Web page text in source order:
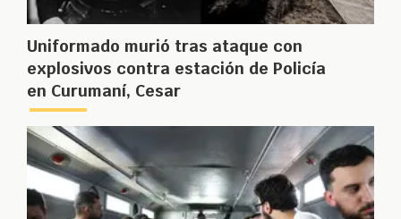
Uniformado murió tras ataque con
explosivos contra estación de Policía
en Curumaní, Cesar